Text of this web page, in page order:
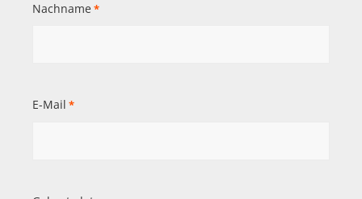
Nachname *
E-Mail *